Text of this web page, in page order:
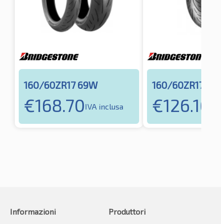
160/60ZR17 69W
€168.70IVA inclusa
160/60ZR17
€126.16
Informazioni
Produttori